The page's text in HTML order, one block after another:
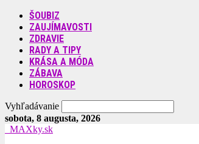
ŠOUBIZ
ZAUJÍMAVOSTI
ZDRAVIE
RADY A TIPY
KRÁSA A MÓDA
ZÁBAVA
HOROSKOP
Vyhľadávanie
sobota, 8 augusta, 2026
MAXky.sk